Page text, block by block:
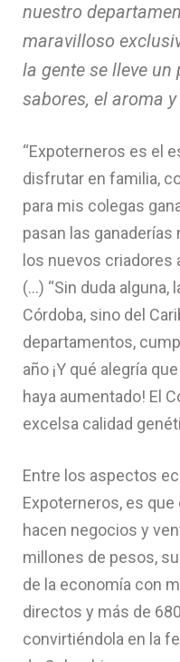
nuestro
maravilloso
la gente se lleve un
sabores, el aroma
“Expoterneros es el
disfrutar en familia,
para mis colegas
pasan las
los nuevos criadores
(…) “Sin duda alguna,
Córdoba, sino del
departamentos,
año ¡Y qué alegría
haya aumentado! El
excelsa calidad
Entre los aspectos
Expoterneros, es
hacen negocios y
millones de pesos,
de la economía con
directos y más de
convirtiéndola en la